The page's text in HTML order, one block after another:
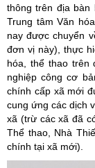
thông trên địa bàn
Trung tâm Văn
nay được chuyển
đơn vị này), thực
hóa, thể thao trên
nghiệp công cơ
chính cấp xã mới
cung ứng các dịch
xã (trừ các xã đã
Thể thao, Nhà
chính tại xã mới).